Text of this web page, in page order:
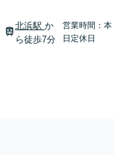
北浜駅 か
ら徒歩7分
営業時間：本
日定休日